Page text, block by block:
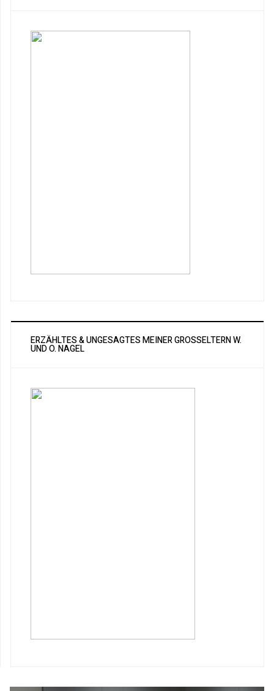
ERZÄHLTES & UNGESAGTES MEINER GROSSELTERN W. U
ND O. NAGEL